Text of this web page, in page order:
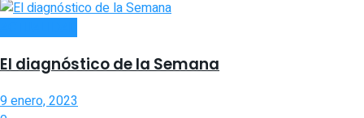
El diagnóstico de la Semana
9 enero, 2023